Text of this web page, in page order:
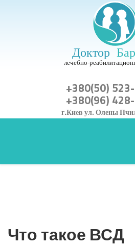
+380(50)
+380(96)
г.Киев ул. Олены
Что такое ВСД